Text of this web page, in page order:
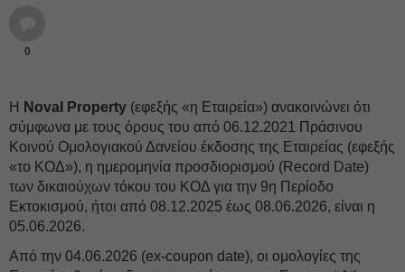
0
Η Noval Property (εφεξής «η Εταιρεία») ανακοινώνει ότι
σύμφωνα με τους όρους του από 06.12.2021 Πράσινου
Κοινού Ομολογιακού Δανείου έκδοσης της Εταιρείας (εφεξής
«το ΚΟΔ»), η ημερομηνία προσδιορισμού (Record Date)
των δικαιούχων τόκου του ΚΟΔ για την 9η Περίοδο
Εκτοκισμού, ήτοι από 08.12.2025 έως 08.06.2026, είναι η
05.06.2026.
Από την 04.06.2026 (ex-coupon date), οι ομολογίες της